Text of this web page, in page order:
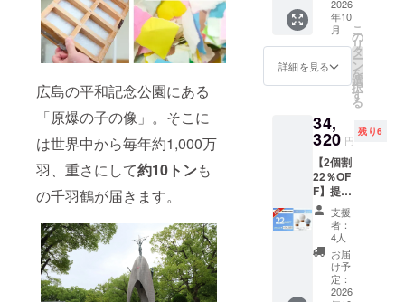
広島の平和記念公園にある
「原爆の子の像」。そこに
は世界中から毎年約1,000万
羽、重さにして約10トンも
の千羽鶴が届きます。
漉き紙
の特性
上、水
濡れや
高湿度
用くだ
さい。
※LEDラ
イトは
乾電池
式（単
四電池
×2本）
です。
お届け
時にす
ぐ使え
るよ
ため、
色味・
風合
い・模
様には
す。手
仕事な
の表情
として
お楽し
みくだ
さい。
※本品は
屋内専
用で
す。手
漉き紙
の素材
（イヨ
カン／
おりづ
る／デ
ニム）
なタイ
プを１
点お選
びいた
だけま
す。 ※
手漉き
紙およ
び八女
提灯の
手作業
工程の
ため、
2026
年10
月
詳細を見る
こ
の
リ
タ
ー
ン
を
選
択
す
る
34,
320 円
残り6
【2個割
22％OF
F】提灯
2個 ※本
リター
ンで
は、３
種類の
素材
（イヨ
支援
者：
4人
お届
け予
定：
2026